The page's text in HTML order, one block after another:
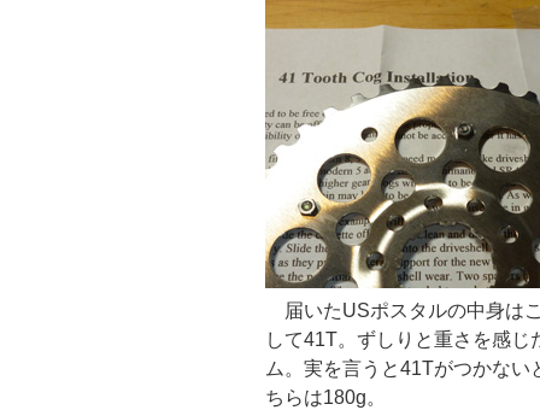
届いたUSポスタルの中身は
して41T。ずしりと重さを感
ム。実を言うと41Tがつかな
ちらは180g。